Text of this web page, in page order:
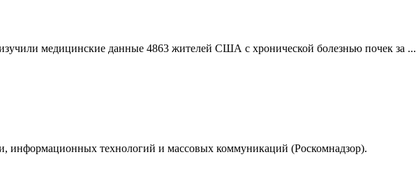
медицинские данные 4863 жителей США с хронической болезнью почек за ...
информационных технологий и массовых коммуникаций (Роскомнадзор).